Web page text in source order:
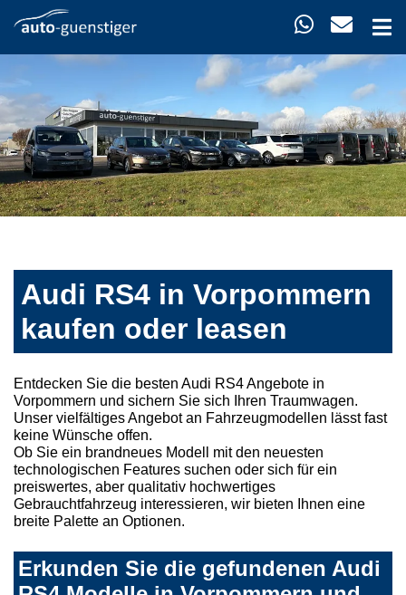
Audi RS4 in Vorpommern
kaufen oder leasen
Entdecken Sie die besten Audi RS4 Angebote in
Vorpommern und sichern Sie sich Ihren Traumwagen.
Unser vielfältiges Angebot an Fahrzeugmodellen lässt fast
keine Wünsche offen.
Ob Sie ein brandneues Modell mit den neuesten
technologischen Features suchen oder sich für ein
preiswertes, aber qualitativ hochwertiges
Gebrauchtfahrzeug interessieren, wir bieten Ihnen eine
breite Palette an Optionen.
Erkunden Sie die gefundenen Audi